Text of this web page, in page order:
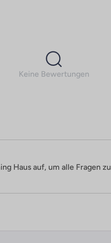
Keine Bewertungen
Haus auf, um alle Fragen zu